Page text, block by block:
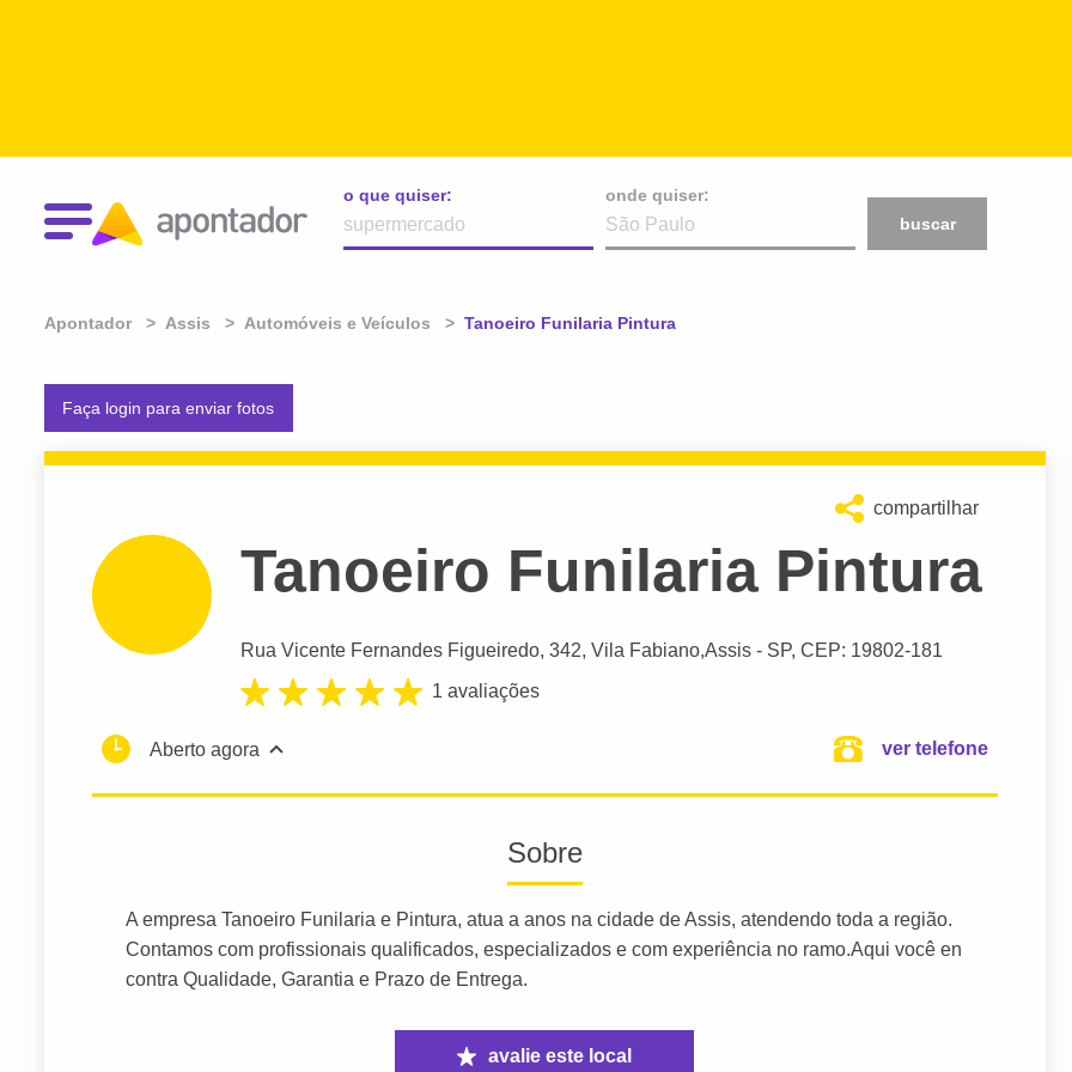
o que quiser:
onde quiser:
buscar
Apontador Assis Automóveis e Veículos Atual:
Tanoeiro Funilaria Pintura
Faça login para enviar fotos
compartilhar
Tanoeiro Funilaria Pintura
Rua Vicente Fernandes Figueiredo, 342, Vila Fabiano,Assis - SP, CEP: 19802-181
1 avaliações
Aberto agora ver telefone
Sobre
A empresa Tanoeiro Funilaria e Pintura, atua a anos na cidade de Assis, atendendo toda a região.
Contamos com profissionais qualificados, especializados e com experiência no ramo.Aqui você en
contra Qualidade, Garantia e Prazo de Entrega.
avalie este local